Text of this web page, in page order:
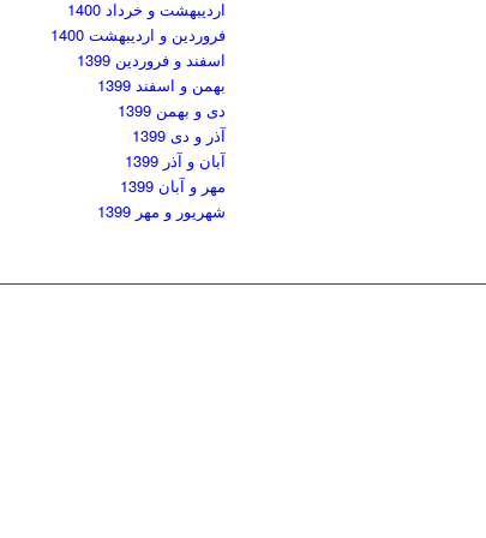
اردیبهشت و خرداد 1400
فروردین و اردیبهشت 1400
اسفند و فروردین 1399
بهمن و اسفند 1399
دی و بهمن 1399
آذر و دی 1399
آبان و آذر 1399
مهر و آبان 1399
شهریور و مهر 1399